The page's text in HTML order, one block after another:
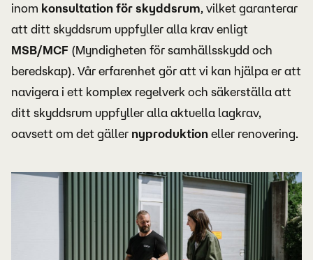
inom konsultation för skyddsrum, vilket garanterar
att ditt skyddsrum uppfyller alla krav enligt
MSB/MCF (Myndigheten för samhällsskydd och
beredskap). Vår erfarenhet gör att vi kan hjälpa er att
navigera i ett komplex regelverk och säkerställa att
ditt skyddsrum uppfyller alla aktuella lagkrav,
oavsett om det gäller nyproduktion eller renovering.